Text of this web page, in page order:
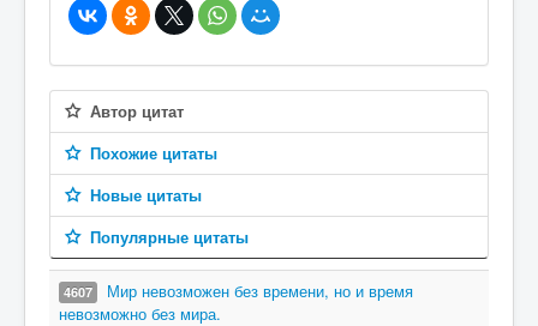
Автор цитат
Похожие цитаты
Новые цитаты
Популярные цитаты
4607
Мир невозможен без времени, но и время
невозможно без мира.